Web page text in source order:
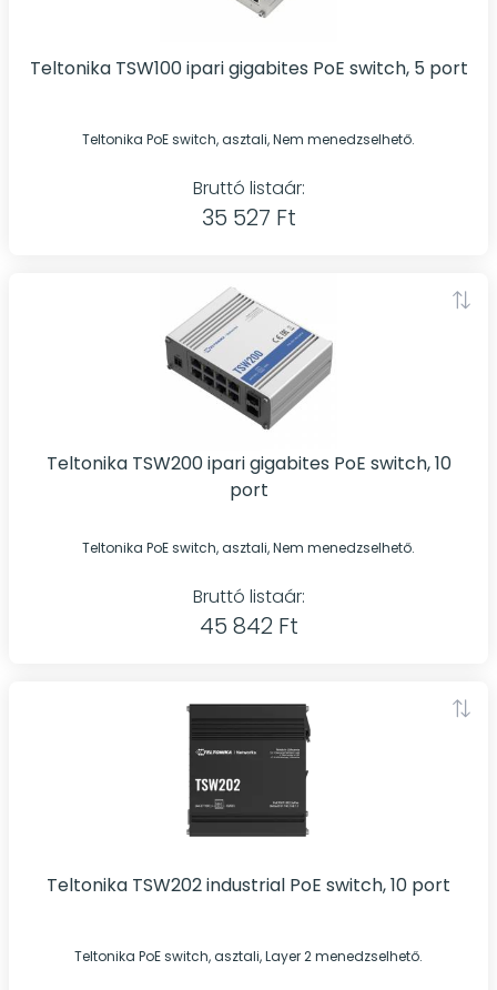
Teltonika TSW100 ipari gigabites PoE switch, 5 port
Teltonika PoE switch, asztali, Nem menedzselhető.
Bruttó listaár:
35 527 Ft
Teltonika TSW200 ipari gigabites PoE switch, 10
port
Teltonika PoE switch, asztali, Nem menedzselhető.
Bruttó listaár:
45 842 Ft
Teltonika TSW202 industrial PoE switch, 10 port
Teltonika PoE switch, asztali, Layer 2 menedzselhető.